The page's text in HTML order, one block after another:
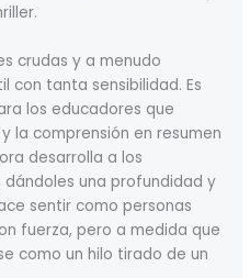
crudas y a menudo
con tanta sensibilidad. Es
los educadores que
la comprensión en resumen
desarrolla a los
una profundidad y
sentir como personas
fuerza, pero a medida que
como un hilo tirado de un